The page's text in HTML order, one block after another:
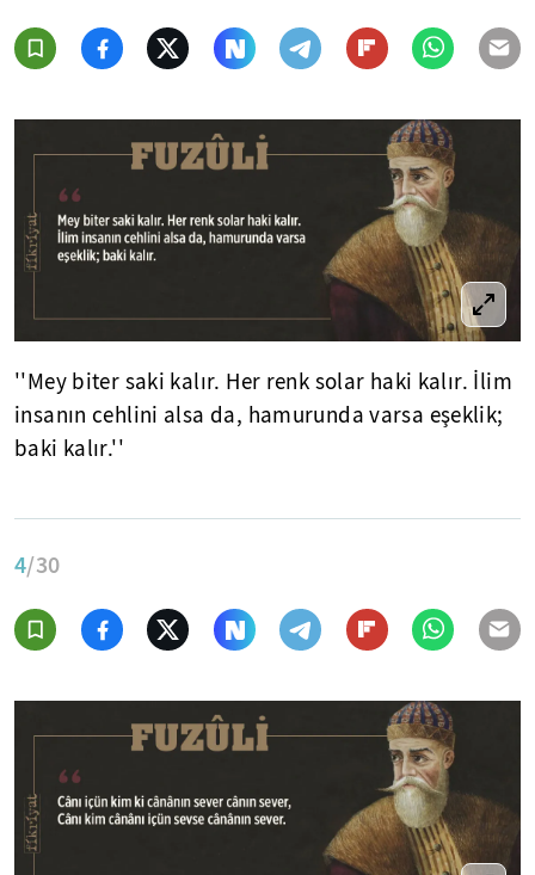
''Mey biter saki kalır. Her renk solar haki kalır. İlim
insanın cehlini alsa da, hamurunda varsa eşeklik;
baki kalır.''
4/30